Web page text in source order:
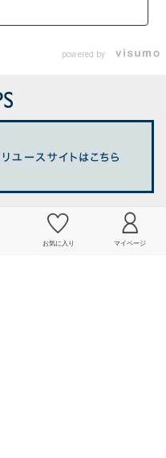
お気に入り マイページ
powered by